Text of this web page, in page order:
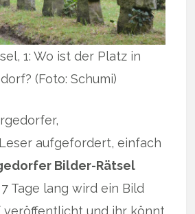
1: Wo ist der Platz in
(Foto: Schumi)
aufgefordert, einfach
Bilder-Rätsel
Tage lang wird ein Bild
veröffentlicht und ihr könnt